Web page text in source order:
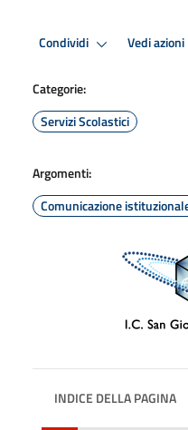
Condividi Vedi azioni
Categorie:
Servizi Scolastici
Argomenti:
Comunicazione
INDICE DELLA PAGINA